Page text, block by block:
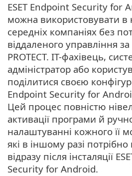
ESET Endpoint Security for
можна використовувати в
середніх компаніях без
віддаленого управління
PROTECT. IT-фахівець,
адміністратор або
поділитися своєю
Endpoint Security for
Цей процес повністю
активації програми й
налаштуванні кожного її
які в іншому разі
відразу після інсталяції
Security for Android‎.